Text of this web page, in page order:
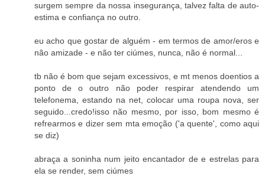
surgem sempre da nossa insegurança, talvez falta de auto-
estima e confiança no outro.
eu acho que gostar de alguém - em termos de amor/eros e
não amizade - e não ter ciúmes, nunca, não é normal...
tb não é bom que sejam excessivos, e mt menos doentios a
ponto de o outro não poder respirar atendendo um
telefonema, estando na net, colocar uma roupa nova, ser
seguido...credo!isso não mesmo, por isso, bom mesmo é
refrearmos e dizer sem mta emoção ('a quente', como aqui
se diz)
abraça a soninha num jeito encantador de e estrelas para
ela se render, sem ciúmes